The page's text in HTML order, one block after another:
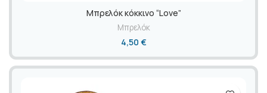
Mπρελόκ κόκκινο “Love”
Μπρελόκ
4,50 €